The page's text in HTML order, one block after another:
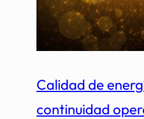
Calidad de
continuidad